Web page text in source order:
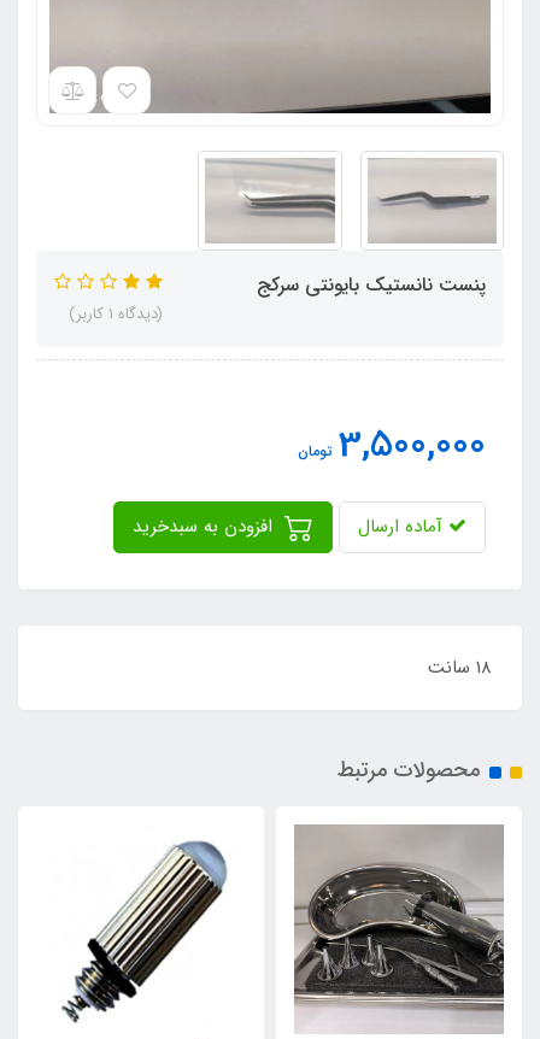
پنست نانستیک بایونتی سرکج
(دیدگاه 1 کاربر)
3,500,000 تومان
آماده ارسال
18 سانت
محصولات مرتبط